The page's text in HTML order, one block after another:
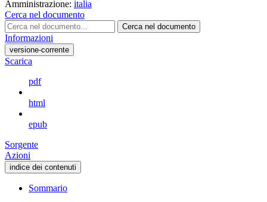
Amministrazione: italia
Cerca nel documento
Cerca nel documento
Informazioni
versione-corrente
Scarica
pdf
html
epub
Sorgente
Azioni
indice dei contenuti
Sommario